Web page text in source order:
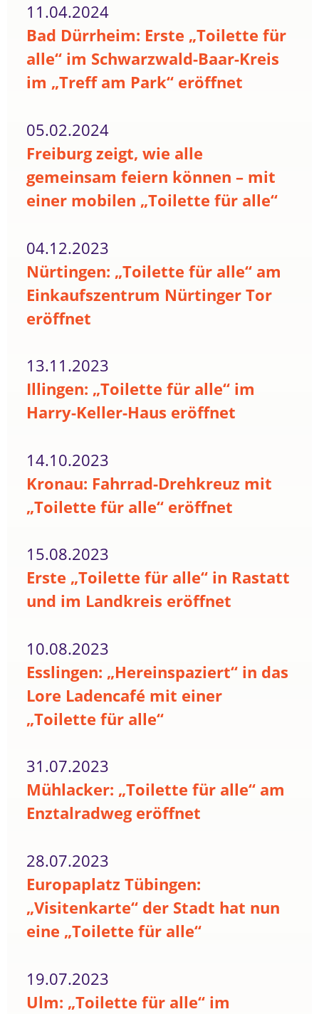
11.04.2024
Bad Dürrheim: Erste „Toilette für
alle“ im Schwarzwald-Baar-Kreis
im „Treff am Park“ eröffnet
05.02.2024
Freiburg zeigt, wie alle
gemeinsam feiern können – mit
einer mobilen „Toilette für alle“
04.12.2023
Nürtingen: „Toilette für alle“ am
Einkaufszentrum Nürtinger Tor
eröffnet
13.11.2023
Illingen: „Toilette für alle“ im
Harry-Keller-Haus eröffnet
14.10.2023
Kronau: Fahrrad-Drehkreuz mit
„Toilette für alle“ eröffnet
15.08.2023
Erste „Toilette für alle“ in Rastatt
und im Landkreis eröffnet
10.08.2023
Esslingen: „Hereinspaziert“ in das
Lore Ladencafé mit einer
„Toilette für alle“
31.07.2023
Mühlacker: „Toilette für alle“ am
Enztalradweg eröffnet
28.07.2023
Europaplatz Tübingen:
„Visitenkarte“ der Stadt hat nun
eine „Toilette für alle“
19.07.2023
Ulm: „Toilette für alle“ im